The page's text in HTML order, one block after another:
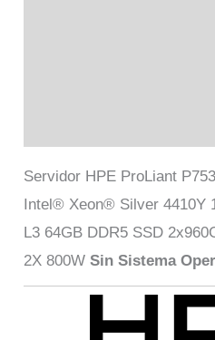
Servidor HPE ProLiant
Intel® Xeon® Silver 4410Y
L3 64GB DDR5 SSD
2X 800WSin Sistema